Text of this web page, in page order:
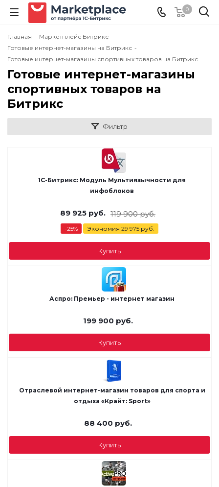
0
Главная - Маркетплейс Битрикс -
Готовые интернет-магазины на Битрикс -
Готовые интернет-магазины спортивных товаров на Битрикс
Готовые интернет-магазины
спортивных товаров на
Битрикс
Фильтр
1С-Битрикс: Модуль Мультиязычности для
инфоблоков
89 925 руб. 119 900руб.
-25% Экономия 29 975 руб.
Купить
Аспро: Премьер - интернет магазин
199 900 руб.
Купить
Отраслевой интернет-магазин товаров для спорта и
отдыха «Крайт: Sport»
88 400 руб.
Купить